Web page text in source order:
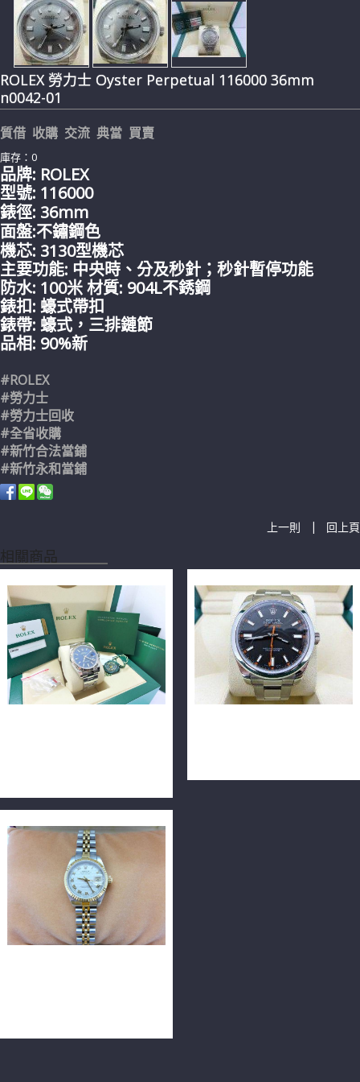
ROLEX 勞力士 Oyster Perpetual 116000 36mm
n0042-01
質借 收購 交流 典當 買賣
庫存：0
品牌: ROLEX
型號: 116000
錶徑: 36mm
面盤:不鏽鋼色
機芯: 3130型機芯
主要功能: 中央時、分及秒針；秒針暫停功能
防水: 100米 材質: 904L不銹鋼
錶扣: 蠔式帶扣
錶帶: 蠔式，三排鏈節
品相: 90%新
#ROLEX
#勞力士
#勞力士回收
#全省收購
#新竹合法當鋪
#新竹永和當鋪
上一則 | 回上頁
相關商品